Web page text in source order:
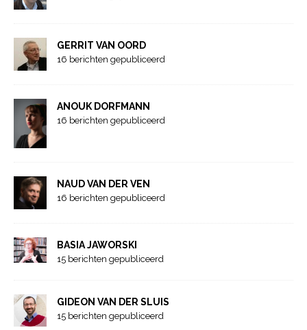
GERRIT VAN OORD
16 berichten gepubliceerd
ANOUK DORFMANN
16 berichten gepubliceerd
NAUD VAN DER VEN
16 berichten gepubliceerd
BASIA JAWORSKI
15 berichten gepubliceerd
GIDEON VAN DER SLUIS
15 berichten gepubliceerd